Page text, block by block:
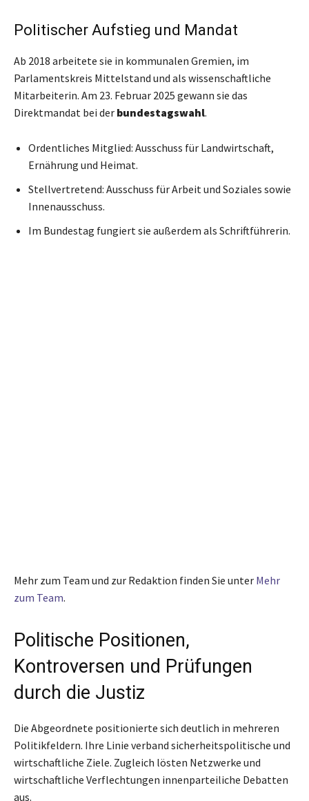
Politischer Aufstieg und Mandat
Ab 2018 arbeitete sie in kommunalen Gremien, im
Parlamentskreis Mittelstand und als wissenschaftliche
Mitarbeiterin. Am 23. Februar 2025 gewann sie das
Direktmandat bei der bundestagswahl.
Ordentliches Mitglied: Ausschuss für Landwirtschaft,
Ernährung und Heimat.
Stellvertretend: Ausschuss für Arbeit und Soziales sowie
Innenausschuss.
Im Bundestag fungiert sie außerdem als Schriftführerin.
Mehr zum Team und zur Redaktion finden Sie unter Mehr
zum Team.
Politische Positionen,
Kontroversen und Prüfungen
durch die Justiz
Die Abgeordnete positionierte sich deutlich in mehreren
Politikfeldern. Ihre Linie verband sicherheitspolitische und
wirtschaftliche Ziele. Zugleich lösten Netzwerke und
wirtschaftliche Verflechtungen innenparteiliche Debatten
aus.